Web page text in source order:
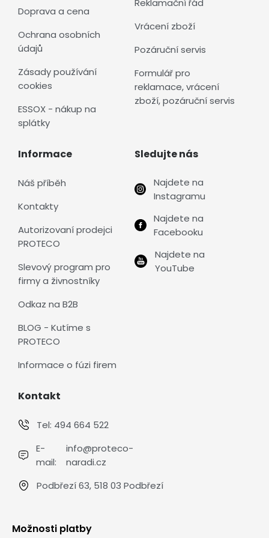
Doprava a cena
Ochrana osobních
údajů
Zásady používání
cookies
ESSOX - nákup na
splátky
Reklamační řád
Vrácení zboží
Pozáruční servis
Formulář pro
reklamace, vrácení
zboží, pozáruční servis
Informace
Náš příběh
Kontakty
Autorizovaní prodejci
PROTECO
Slevový program pro
firmy a živnostníky
Odkaz na B2B
BLOG - Kutíme s
PROTECO
Informace o fúzi firem
Sledujte nás
Najdete na
Instagramu
Najdete na
Facebooku
Najdete na
YouTube
Kontakt
Tel: 494 664 522
E-
mail:
info@proteco-
naradi.cz
Podbřezí 63, 518 03 Podbřezí
Možnosti platby